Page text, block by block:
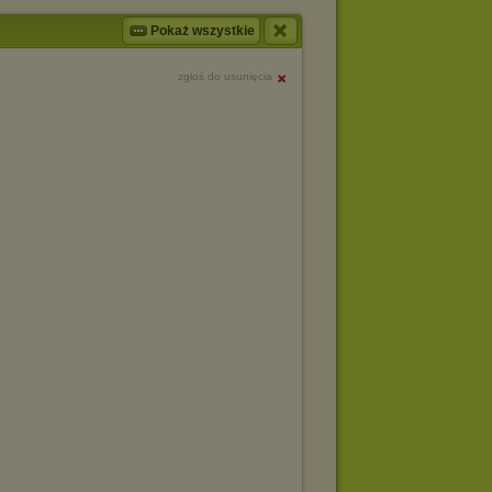
Pokaż wszystkie
zgłoś do usunięcia